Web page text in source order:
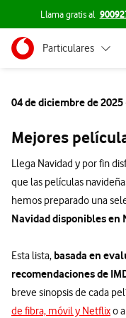
Llama gratis al
Ir a la pagina principal de
Menu navegación
Particulares
Grandes empresas
y AA.PP.
04 de diciembre de 2025
Mejores
Llega Navidad y por fin
que las películas
hemos preparado una
Navidad disponibles en
Esta lista, basada en
recomendaciones de
breve sinopsis de cada
de fibra, móvil y Netflixo